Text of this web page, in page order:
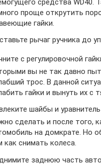
средства WD40.
проще открутить
гайки.
рычаг ручника до
с регулировочной
вы не так давно
трос. В данной
гайки и вынуть их с
шайбы и
сделать и после того,
на домкрате. Но
как снимать колеса.
заднюю часть